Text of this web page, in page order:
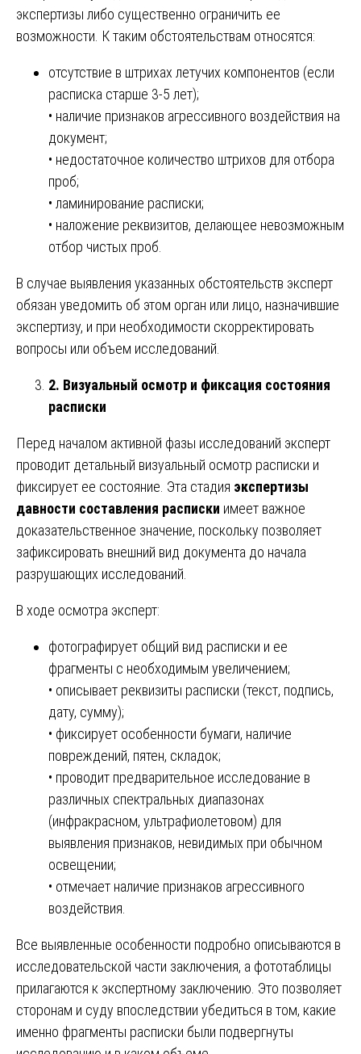
экспертизы либо существенно ограничить ее
возможности. К таким обстоятельствам относятся:
отсутствие в штрихах летучих компонентов (если
расписка старше 3-5 лет);
• наличие признаков агрессивного воздействия на
документ;
• недостаточное количество штрихов для отбора
проб;
• ламинирование расписки;
• наложение реквизитов, делающее невозможным
отбор чистых проб.
В случае выявления указанных обстоятельств эксперт
обязан уведомить об этом орган или лицо, назначившие
экспертизу, и при необходимости скорректировать
вопросы или объем исследований.
2. Визуальный осмотр и фиксация состояния
расписки
Перед началом активной фазы исследований эксперт
проводит детальный визуальный осмотр расписки и
фиксирует ее состояние. Эта стадия экспертизы
давности составления расписки имеет важное
доказательственное значение, поскольку позволяет
зафиксировать внешний вид документа до начала
разрушающих исследований.
В ходе осмотра эксперт:
фотографирует общий вид расписки и ее
фрагменты с необходимым увеличением;
• описывает реквизиты расписки (текст, подпись,
дату, сумму);
• фиксирует особенности бумаги, наличие
повреждений, пятен, складок;
• проводит предварительное исследование в
различных спектральных диапазонах
(инфракрасном, ультрафиолетовом) для
выявления признаков, невидимых при обычном
освещении;
• отмечает наличие признаков агрессивного
воздействия.
Все выявленные особенности подробно описываются в
исследовательской части заключения, а фототаблицы
прилагаются к экспертному заключению. Это позволяет
сторонам и суду впоследствии убедиться в том, какие
именно фрагменты расписки были подвергнуты